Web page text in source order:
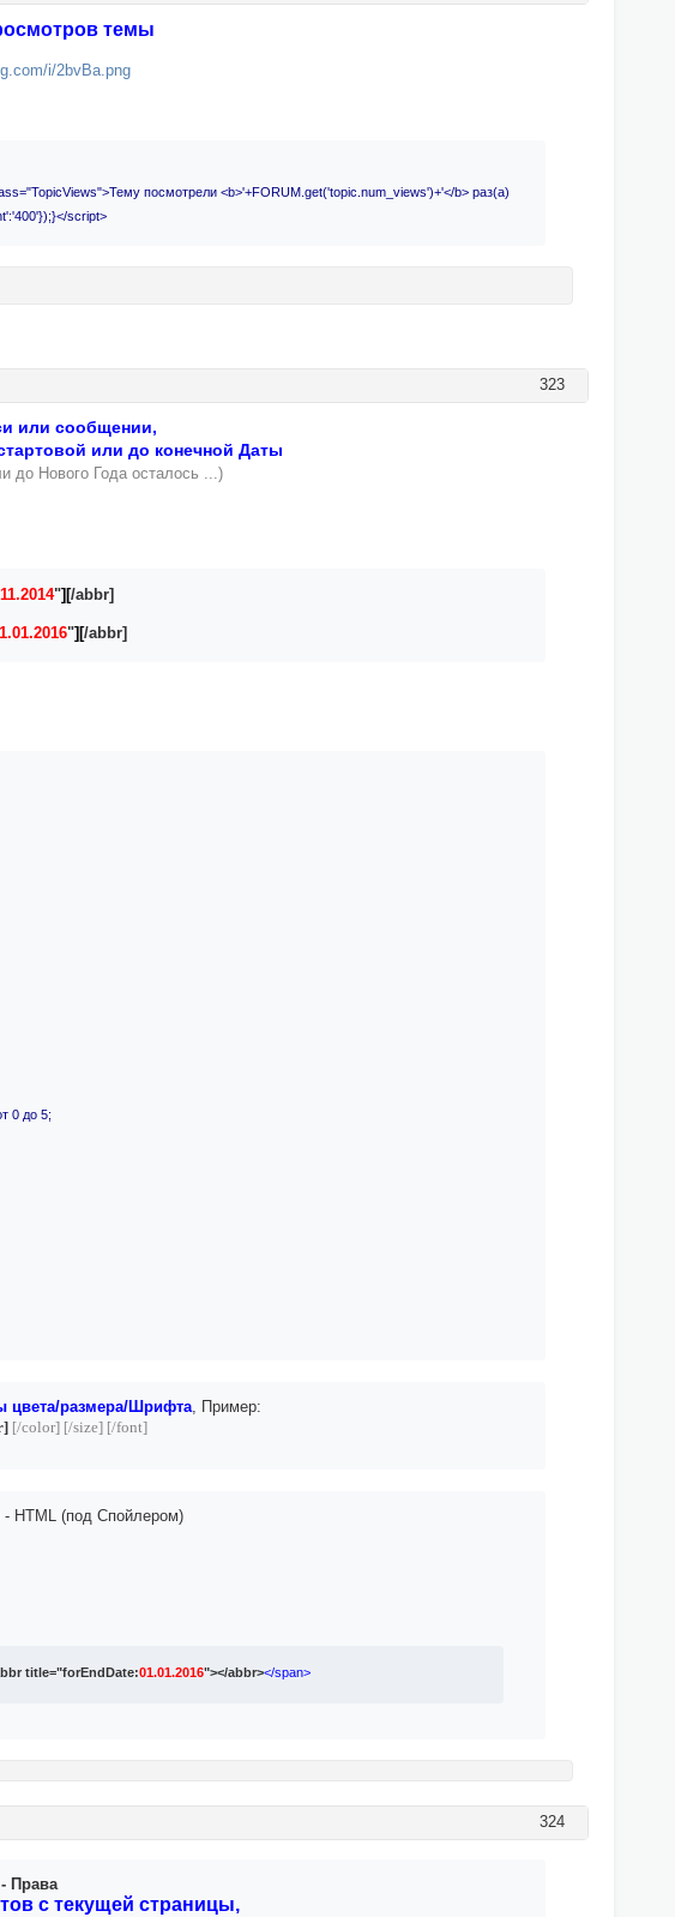
темы
посмотрели <b>'+FORUM.get('topic.num_views')+'</b> раз(а)
script>
323
или сообщении,
или до конечной Даты
до Нового Года осталось ...)
"][/abbr]
"][/abbr]
0 до 5;
цвета/размера/Шрифта , Пример:
[/color] [/size] [/font]
HTML (под Спойлером)
title="forEndDate:01.01.2016"></abbr></span>
324
Права
с текущей страницы,